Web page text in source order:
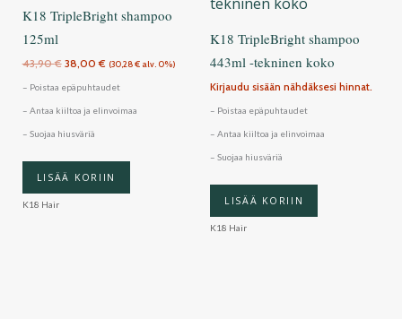
K18 TripleBright shampoo
125ml
43,90€ 38,00€ (30,28€alv. 0%)
– Poistaa epäpuhtaudet
– Antaa kiiltoa ja elinvoimaa
– Suojaa hiusväriä
LISÄÄ KORIIN
K18 Hair
K18 TripleBright shampoo
443ml -tekninen koko
Kirjaudu sisään nähdäksesi hinnat.
– Poistaa epäpuhtaudet
– Antaa kiiltoa ja elinvoimaa
– Suojaa hiusväriä
LISÄÄ KORIIN
K18 Hair